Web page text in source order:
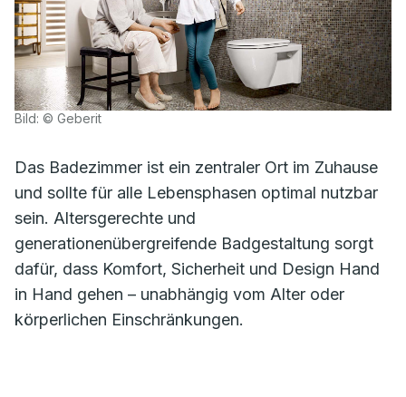
Bild: © Geberit
Das Badezimmer ist ein zentraler Ort im Zuhause
und sollte für alle Lebensphasen optimal nutzbar
sein. Altersgerechte und
generationenübergreifende Badgestaltung sorgt
dafür, dass Komfort, Sicherheit und Design Hand
in Hand gehen – unabhängig vom Alter oder
körperlichen Einschränkungen.